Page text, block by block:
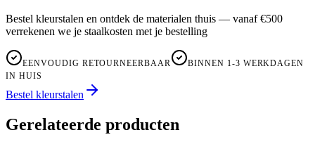
Bestel kleurstalen en ontdek de materialen thuis — vanaf €500
verrekenen we je staalkosten met je bestelling
EENVOUDIG RETOURNEERBAAR
BINNEN 1-3 WERKDAGEN
IN HUIS
Bestel kleurstalen
Gerelateerde producten